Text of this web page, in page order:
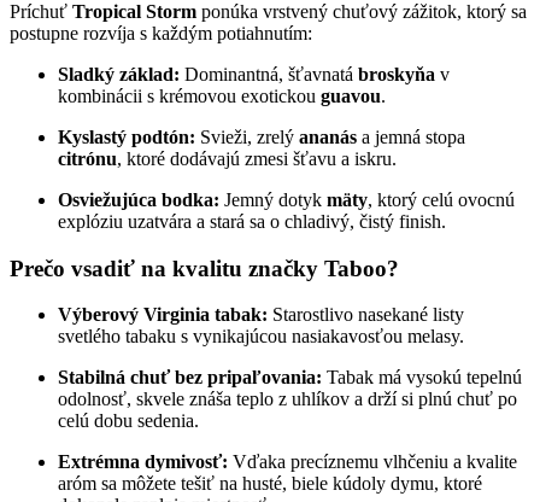
Príchuť Tropical Storm ponúka vrstvený chuťový zážitok, ktorý sa
postupne rozvíja s každým potiahnutím:
Sladký základ: Dominantná, šťavnatá broskyňa v
kombinácii s krémovou exotickou guavou.
Kyslastý podtón: Svieži, zrelý ananás a jemná stopa
citrónu, ktoré dodávajú zmesi šťavu a iskru.
Osviežujúca bodka: Jemný dotyk mäty, ktorý celú ovocnú
explóziu uzatvára a stará sa o chladivý, čistý finish.
Prečo vsadiť na kvalitu značky Taboo?
Výberový Virginia tabak: Starostlivo nasekané listy
svetlého tabaku s vynikajúcou nasiakavosťou melasy.
Stabilná chuť bez pripaľovania: Tabak má vysokú tepelnú
odolnosť, skvele znáša teplo z uhlíkov a drží si plnú chuť po
celú dobu sedenia.
Extrémna dymivosť: Vďaka precíznemu vlhčeniu a kvalite
aróm sa môžete tešiť na husté, biele kúdoly dymu, ktoré